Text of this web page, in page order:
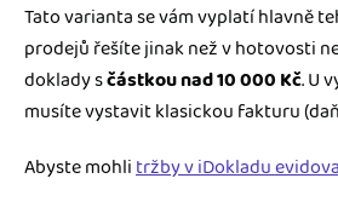
Tato varianta se vám vyplatí hlavně
prodejů řešíte jinak než v hotovosti
doklady sčástkou nad 10 000 Kč. U
musíte vystavit klasickou fakturu
Abyste mohlitržby v iDokladu